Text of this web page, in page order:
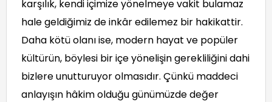
karşılık, kendi içimize yönelmeye vakit bulamaz
hale geldiğimiz de inkâr edilemez bir hakikattir.
Daha kötü olanı ise, modern hayat ve popüler
kültürün, böylesi bir içe yönelişin gerekliliğini dahi
bizlere unutturuyor olmasıdır. Çünkü maddeci
anlayışın hâkim olduğu günümüzde değer